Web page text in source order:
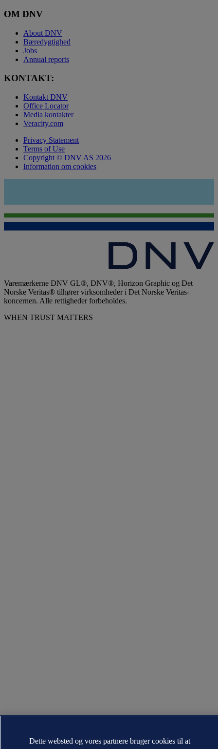
OM DNV
About DNV
Bæredygtighed
Jobs
Annual reports
KONTAKT:
Kontakt DNV
Office Locator
Media kontakter
Veracity.com
Privacy Statement
Terms of Use
Copyright © DNV AS 2026
Information om cookies
Varemærkerne DNV GL®, DNV®, Horizon Graphic og Det
Norske Veritas® tilhører virksomheder i Det Norske Veritas-
koncernen. Alle rettigheder forbeholdes.
WHEN TRUST MATTERS
Dette websted og vores partnere bruger cookies til at